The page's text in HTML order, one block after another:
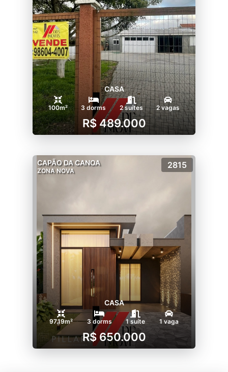
CASA
100m² 3 dorms 2 suítes 2 vagas
R$ 489.000
CAPÃO DA CANOA
ZONA NOVA
2815
CASA
97.19m² 3 dorms 1 suíte 1 vaga
R$ 650.000